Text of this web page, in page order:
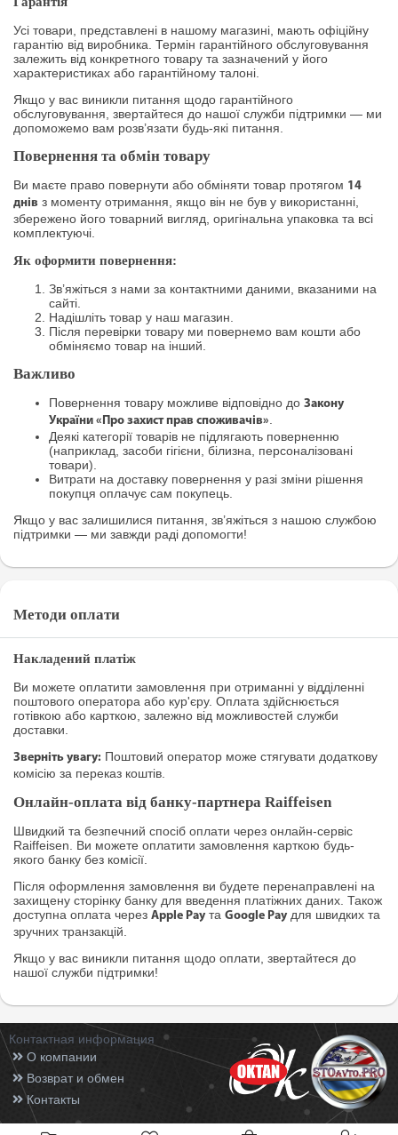
Усі товари, представлені в нашому магазині, мають офіційну
гарантію від виробника. Термін гарантійного обслуговування
залежить від конкретного товару та зазначений у його
характеристиках або гарантійному талоні.
Якщо у вас виникли питання щодо гарантійного
обслуговування, звертайтеся до нашої служби підтримки — ми
допоможемо вам розв’язати будь-які питання.
Повернення та обмін товару
Ви маєте право повернути або обміняти товар протягом 14
днів з моменту отримання, якщо він не був у використанні,
збережено його товарний вигляд, оригінальна упаковка та всі
комплектуючі.
Як оформити повернення:
Зв’яжіться з нами за контактними даними, вказаними на
сайті.
Надішліть товар у наш магазин.
Після перевірки товару ми повернемо вам кошти або
обміняємо товар на інший.
Важливо
Повернення товару можливе відповідно до Закону
України «Про захист прав споживачів».
Деякі категорії товарів не підлягають поверненню
(наприклад, засоби гігієни, білизна, персоналізовані
товари).
Витрати на доставку повернення у разі зміни рішення
покупця оплачує сам покупець.
Якщо у вас залишилися питання, зв’яжіться з нашою службою
підтримки — ми завжди раді допомогти!
Методи оплати
Накладений платіж
Ви можете оплатити замовлення при отриманні у відділенні
поштового оператора або кур'єру. Оплата здійснюється
готівкою або карткою, залежно від можливостей служби
доставки.
Зверніть увагу: Поштовий оператор може стягувати додаткову
комісію за переказ коштів.
Онлайн-оплата від банку-партнера Raiffeisen
Швидкий та безпечний спосіб оплати через онлайн-сервіс
Raiffeisen. Ви можете оплатити замовлення карткою будь-
якого банку без комісії.
Після оформлення замовлення ви будете перенаправлені на
захищену сторінку банку для введення платіжних даних. Також
доступна оплата через Apple Pay та Google Pay для швидких та
зручних транзакцій.
Якщо у вас виникли питання щодо оплати, звертайтеся до
нашої служби підтримки!
Контактная информация
О компании
Возврат и обмен
Контакты